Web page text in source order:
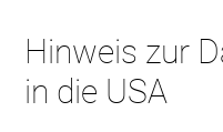
Hinweis zur
in die USA